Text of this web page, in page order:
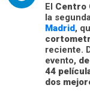
El Centro
la
Madrid,
reciente.
evento,
44
dos